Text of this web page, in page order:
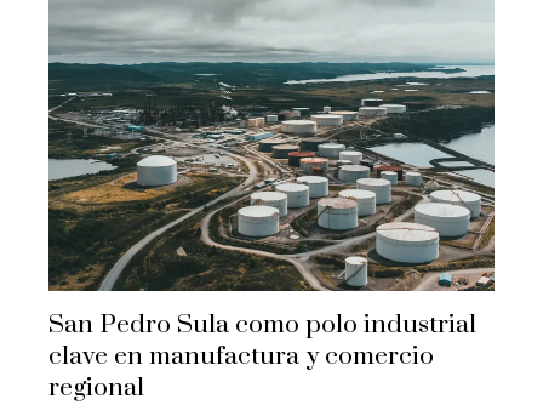
San Pedro Sula como polo industrial
clave en manufactura y comercio
regional